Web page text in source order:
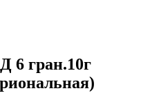
6 гран.10г